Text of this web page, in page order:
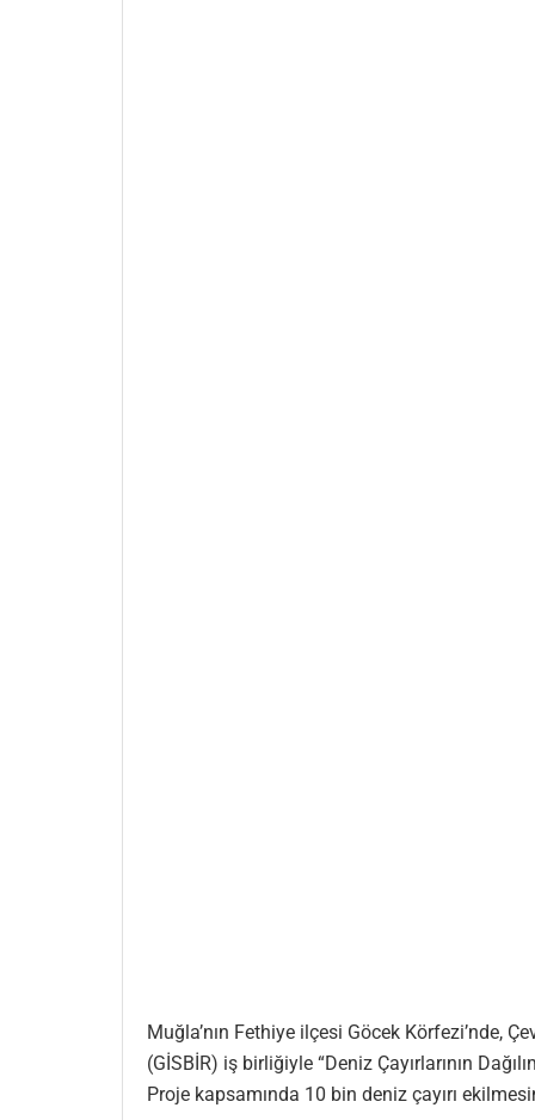
Muğla’nın Fethiye ilçesi Göcek Körfezi’nde,
(GİSBİR) iş birliğiyle “Deniz Çayırlarının
Proje kapsamında 10 bin deniz çayırı